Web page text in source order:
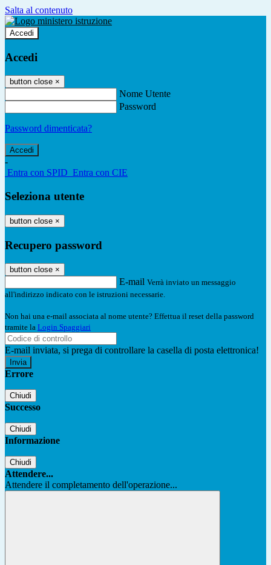
Salta al contenuto
Accedi
Accedi
button close ×
Nome Utente
Password
Password dimenticata?
-
Entra con SPID Entra con CIE
Seleziona utente
button close ×
Recupero password
button close ×
E-mail Verrà inviato un messaggio
all'indirizzo indicato con le istruzioni necessarie.
Non hai una e-mail associata al nome utente? Effettua il reset della password
tramite la Login Spaggiari
E-mail inviata, si prega di controllare la casella di posta elettronica!
Errore
Chiudi
Successo
Chiudi
Informazione
Chiudi
Attendere...
Attendere il completamento dell'operazione...